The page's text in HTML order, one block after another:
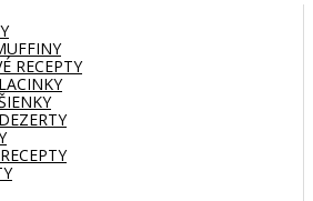
RECEPTY